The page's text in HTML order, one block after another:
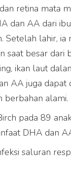
retina mata
dan AA dari
Setelah lahir, ia
saat besar dari
ikan laut
AA juga
berbahan alami.
pada 89
DHA dan
saluran